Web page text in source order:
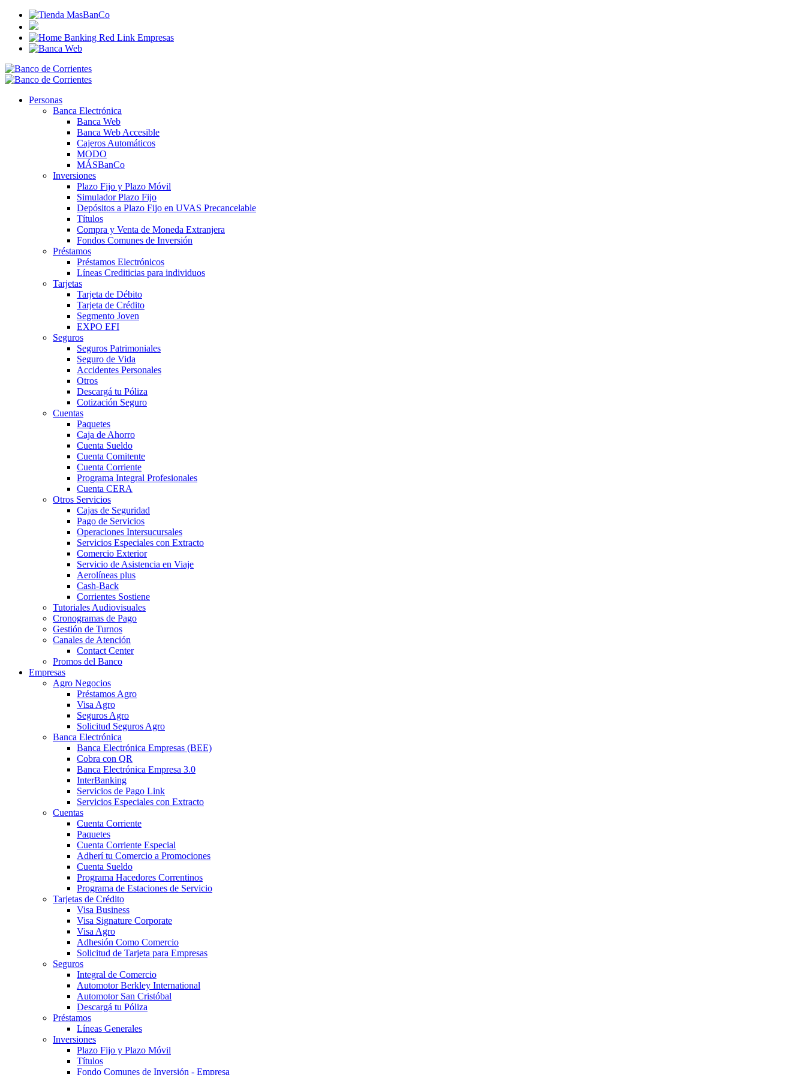
Personas
Banca Electrónica
Banca Web
Banca Web Accesible
Cajeros Automáticos
MODO
MÁSBanCo
Inversiones
Plazo Fijo y Plazo Móvil
Simulador Plazo Fijo
Depósitos a Plazo Fijo en UVAS Precancelable
Títulos
Compra y Venta de Moneda Extranjera
Fondos Comunes de Inversión
Préstamos
Préstamos Electrónicos
Líneas Crediticias para individuos
Tarjetas
Tarjeta de Débito
Tarjeta de Crédito
Segmento Joven
EXPO EFI
Seguros
Seguros Patrimoniales
Seguro de Vida
Accidentes Personales
Otros
Descargá tu Póliza
Cotización Seguro
Cuentas
Paquetes
Caja de Ahorro
Cuenta Sueldo
Cuenta Comitente
Cuenta Corriente
Programa Integral Profesionales
Cuenta CERA
Otros Servicios
Cajas de Seguridad
Pago de Servicios
Operaciones Intersucursales
Servicios Especiales con Extracto
Comercio Exterior
Servicio de Asistencia en Viaje
Aerolíneas plus
Cash-Back
Corrientes Sostiene
Tutoriales Audiovisuales
Cronogramas de Pago
Gestión de Turnos
Canales de Atención
Contact Center
Promos del Banco
Empresas
Agro Negocios
Préstamos Agro
Visa Agro
Seguros Agro
Solicitud Seguros Agro
Banca Electrónica
Banca Electrónica Empresas (BEE)
Cobra con QR
Banca Electrónica Empresa 3.0
InterBanking
Servicios de Pago Link
Servicios Especiales con Extracto
Cuentas
Cuenta Corriente
Paquetes
Cuenta Corriente Especial
Adherí tu Comercio a Promociones
Cuenta Sueldo
Programa Hacedores Correntinos
Programa de Estaciones de Servicio
Tarjetas de Crédito
Visa Business
Visa Signature Corporate
Visa Agro
Adhesión Como Comercio
Solicitud de Tarjeta para Empresas
Seguros
Integral de Comercio
Automotor Berkley International
Automotor San Cristóbal
Descargá tu Póliza
Préstamos
Líneas Generales
Inversiones
Plazo Fijo y Plazo Móvil
Títulos
Fondo Comunes de Inversión - Empresa